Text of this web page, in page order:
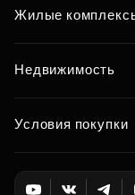
Жилые
Недвижимость
Условия покупки